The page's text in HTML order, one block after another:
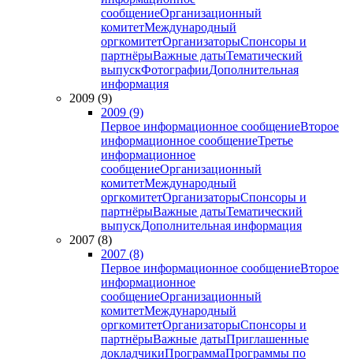
сообщениеОрганизационный
комитетМеждународный
оргкомитетОрганизаторыСпонсоры и
партнёрыВажные датыТематический
выпускФотографииДополнительная
информация
2009 (9)
2009 (9)
Первое информационное сообщениеВторое
информационное сообщениеТретье
информационное
сообщениеОрганизационный
комитетМеждународный
оргкомитетОрганизаторыСпонсоры и
партнёрыВажные датыТематический
выпускДополнительная информация
2007 (8)
2007 (8)
Первое информационное сообщениеВторое
информационное
сообщениеОрганизационный
комитетМеждународный
оргкомитетОрганизаторыСпонсоры и
партнёрыВажные датыПриглашенные
докладчикиПрограммаПрограммы по